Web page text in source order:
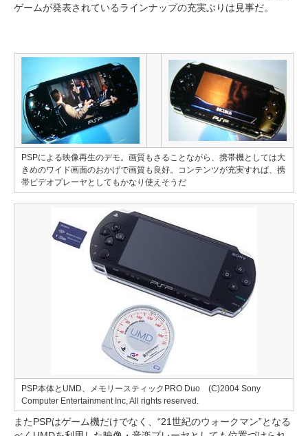
ゲームが発表されているラインナップの充実ぶりは見事だ。
PSPによる映像再生のデモ。画質もさることながら、携帯機としては大
きめのワイド画面のおかげで画質も良好。コンテンツが充実すれば、携
帯ビデオプレーヤとしてもかなり使えそうだ
PSP本体とUMD、メモリースティックPRO Duo (C)2004 Sony
Computer Entertainment Inc, All rights reserved.
またPSPはゲーム機だけでなく、“21世紀のウォークマン”となる